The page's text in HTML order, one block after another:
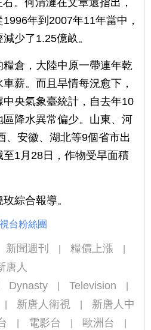
年到2007年11年當中，
少了1.25億畝。
倉，大陸中原一帶連年乾
薪。而且旱情每況愈下，
央氣象臺統計，自去年10
區降水異常偏少。山東、河
、安徽、湖北等9個省市出
1月28日，作物受旱面積
綜合報導。
台粉絲團
新聞週刊 糧價上漲
唐人
Dynasty Television
新唐人衛視
新唐人中
電影台 歐洲台